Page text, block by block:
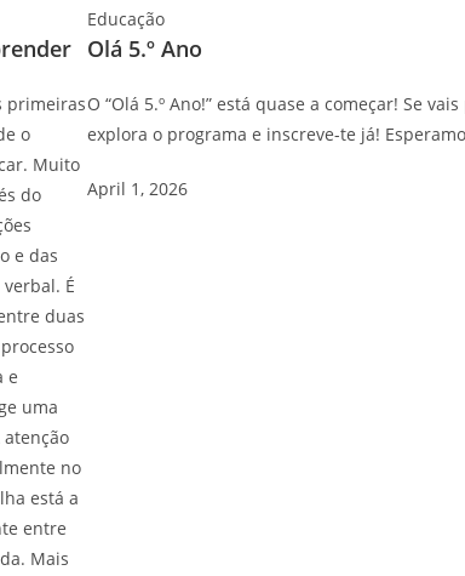
primeiras
o
Muito
do
e das
É
duas
e
uma
no
está a
entre
Mais
Educação
Olá 5.º Ano
O “Olá 5.º Ano!” está quase a começar! Se
explora o programa e inscreve-te já!
April 1, 2026